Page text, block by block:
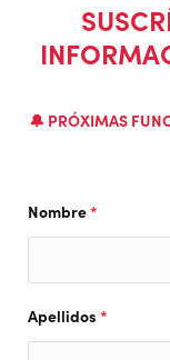
🔔 PRÓXIMAS
Nombre*
Apellidos *